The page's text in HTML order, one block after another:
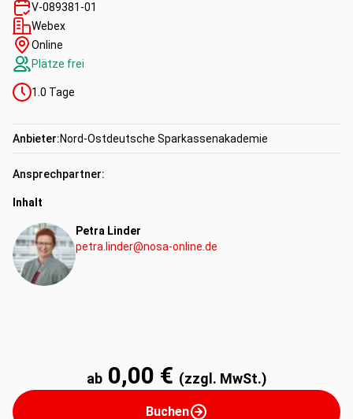
V-089381-01
Webex
Online
Plätze frei
1.0 Tage
Anbieter:Nord-Ostdeutsche Sparkassenakademie
Ansprechpartner:
Inhalt
Petra Linder
petra.linder@nosa-online.de
ab 0,00 € (zzgl. MwSt.)
Buchen